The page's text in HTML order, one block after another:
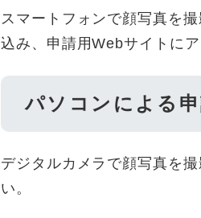
スマートフォンで顔写真を
込み、申請用Webサイトに
パソコンによる
デジタルカメラで顔写真を
い。